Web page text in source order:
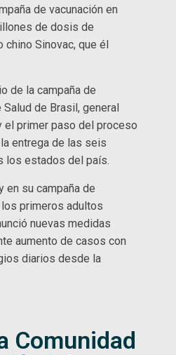
de vacunación en
de dosis de
chino Sinovac, que él
de la campaña de
de Brasil, general
el primer paso del proceso
entrega de las seis
los estados del país.
en su campaña de
los primeros adultos
nuevas medidas
aumento de casos con
diarios desde la
Comunidad